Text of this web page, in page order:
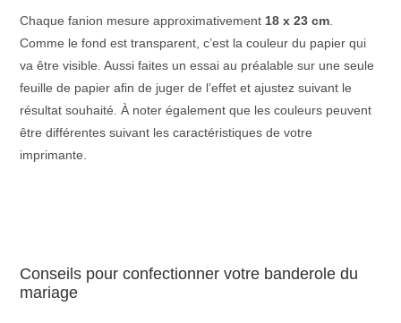
Chaque fanion mesure approximativement 18 x 23 cm.
Comme le fond est transparent, c’est la couleur du papier qui
va être visible. Aussi faites un essai au préalable sur une seule
feuille de papier afin de juger de l’effet et ajustez suivant le
résultat souhaité. À noter également que les couleurs peuvent
être différentes suivant les caractéristiques de votre
imprimante.
Conseils pour confectionner votre banderole du
mariage